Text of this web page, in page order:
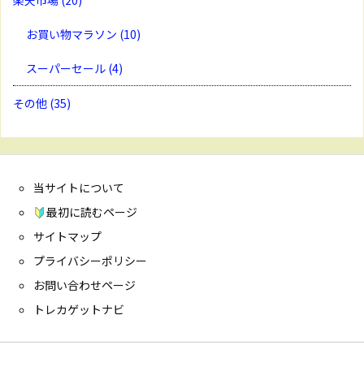
お買い物マラソン (10)
スーパーセール (4)
その他 (35)
当サイトについて
最初に読むページ
サイトマップ
プライバシーポリシー
お問い合わせページ
トレカゲットナビ